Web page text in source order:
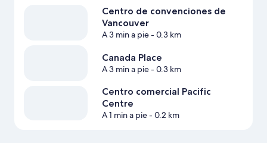
Centro de convenciones de
Vancouver
A 3 min a pie- 0.3 km
Canada Place
A 3 min a pie- 0.3 km
Centro comercial Pacific
Centre
A 1 min a pie- 0.2 km